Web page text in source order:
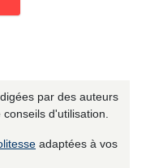
par des auteurs
d'utilisation.
adaptées à vos